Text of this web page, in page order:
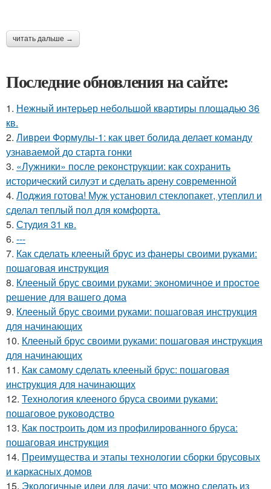
читать дальше →
Последние обновления на сайте:
1. Нежный интерьер небольшой квартиры площадью 36
кв.
2. Ливреи Формулы-1: как цвет болида делает команду
узнаваемой до старта гонки
3. «Лужники» после реконструкции: как сохранить
исторический силуэт и сделать арену современной
4. Лоджия готова! Муж установил стеклопакет, утеплил и
сделал теплый пол для комфорта.
5. Студия 31 кв.
6. ---
7. Как сделать клееный брус из фанеры своими руками:
пошаговая инструкция
8. Клееный брус своими руками: экономичное и простое
решение для вашего дома
9. Клееный брус своими руками: пошаговая инструкция
для начинающих
10. Клееный брус своими руками: пошаговая инструкция
для начинающих
11. Как самому сделать клееный брус: пошаговая
инструкция для начинающих
12. Технология клееного бруса своими руками:
пошаговое руководство
13. Как построить дом из профилированного бруса:
пошаговая инструкция
14. Преимущества и этапы технологии сборки брусовых
и каркасных домов
15. Экологичные идеи для дачи: что можно сделать из